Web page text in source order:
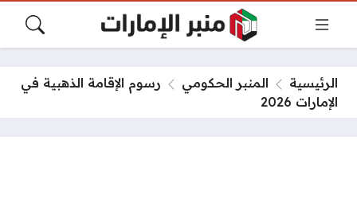
الرئيسية المنبر الحكومي
رسوم الإقامة الذهبية في
الإمارات 2026